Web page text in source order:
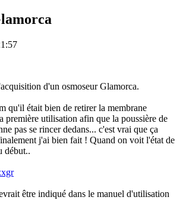
d'un osmoseur Glamorca.
qu'il était bien de retirer la membrane
première utilisation afin que la poussière de
pas se rincer dedans... c'est vrai que ça
j'ai bien fait ! Quand on voit l'état de
début..
être indiqué dans le manuel d'utilisation